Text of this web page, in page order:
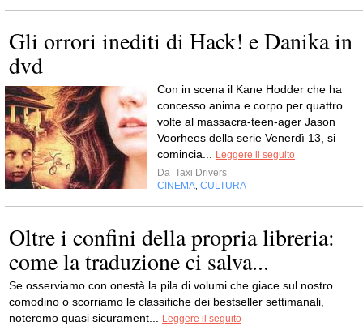
Gli orrori inediti di Hack! e Danika in
dvd
Con in scena il Kane Hodder che ha
concesso anima e corpo per quattro
volte al massacra-teen-ager Jason
Voorhees della serie Venerdì 13, si
comincia...
Leggere il seguito
Da Taxi Drivers
CINEMA CULTURA
Oltre i confini della propria libreria:
come la traduzione ci salva...
Se osserviamo con onestà la pila di volumi che giace sul nostro
comodino o scorriamo le classifiche dei bestseller settimanali,
noteremo quasi sicurament...
Leggere il seguito